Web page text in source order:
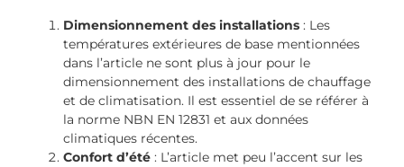
Dimensionnement des installations : Les
températures extérieures de base mentionnées
dans l’article ne sont plus à jour pour le
dimensionnement des installations de chauffage
et de climatisation. Il est essentiel de se référer à
la norme NBN EN 12831 et aux données
climatiques récentes.
Confort d’été : L’article met peu l’accent sur les